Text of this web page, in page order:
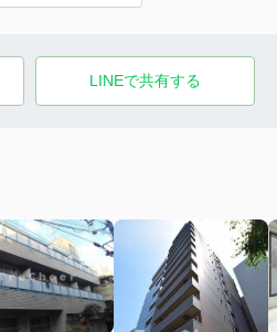
LINEで共有する